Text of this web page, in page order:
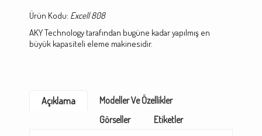
Ürün Kodu: Excell 808
AKY Technology tarafından bugüne kadar yapılmış en
büyük kapasiteli eleme makinesidir.
Açıklama
Modeller Ve Özellikler
Görseller
Etiketler